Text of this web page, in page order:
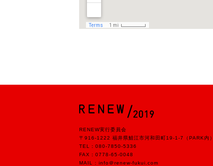
RENEW実行委員会
〒916-1222 福井県鯖江市河和田町19-1-7（PARK内）
TEL： 080-7850-5336
FAX：0778-65-0048
MAIL : info＠renew-fukui.com